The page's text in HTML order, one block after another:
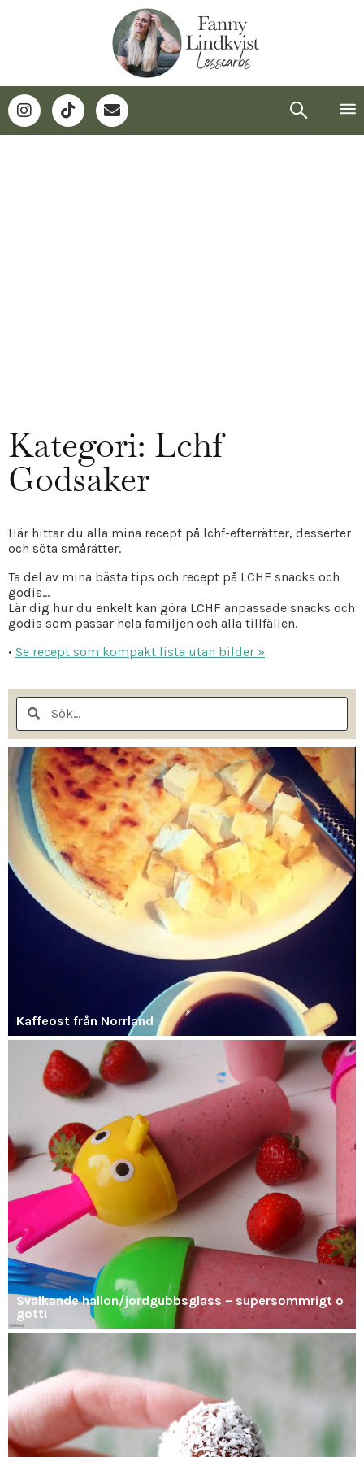
Kategori: Lchf
Godsaker
Här hittar du alla mina recept på lchf-efterrätter, desserter
och söta smårätter.
Ta del av mina bästa tips och recept på LCHF snacks och
godis…
Lär dig hur du enkelt kan göra LCHF anpassade snacks och
godis som passar hela familjen och alla tillfällen.
• Se recept som kompakt lista utan bilder »
Kaffeost från Norrland
Svalkande hallon/jordgubbsglass – supersommrigt o
gott!